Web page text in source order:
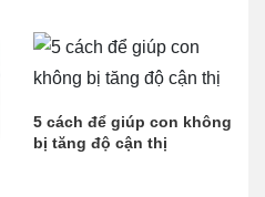
5 cách để giúp con không
bị tăng độ cận thị